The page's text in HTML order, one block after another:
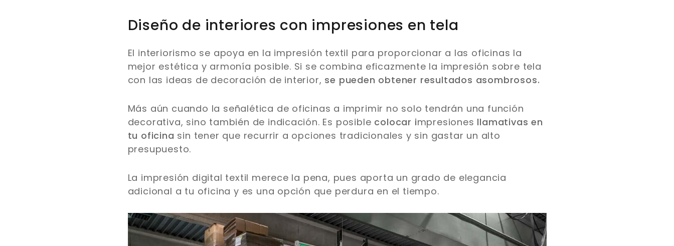
Diseño de interiores con impresiones en tela
El interiorismo se apoya en la impresión textil para proporcionar a las oficinas la
mejor estética y armonía posible. Si se combina eficazmente la impresión sobre tela
con las ideas de decoración de interior, se pueden obtener resultados asombrosos.
Más aún cuando la señalética de oficinas a imprimir no solo tendrán una función
decorativa, sino también de indicación. Es posible colocar impresiones llamativas en
tu oficina sin tener que recurrir a opciones tradicionales y sin gastar un alto
presupuesto.
La impresión digital textil merece la pena, pues aporta un grado de elegancia
adicional a tu oficina y es una opción que perdura en el tiempo.